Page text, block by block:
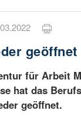
geöffnet
für Arbeit
hat das
geöffnet.